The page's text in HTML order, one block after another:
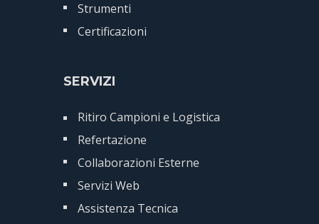
Strumenti
Certificazioni
SERVIZI
Ritiro Campioni e Logistica
Refertazione
Collaborazioni Esterne
Servizi Web
Assistenza Tecnica